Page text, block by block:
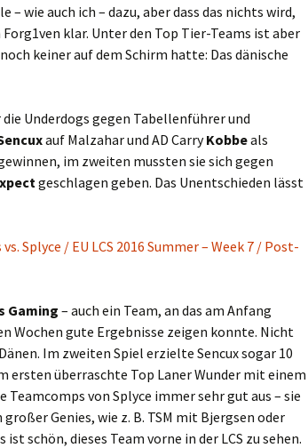
– wie auch ich – dazu, aber dass das nichts wird,
klar. Unter den Top Tier-Teams ist aber
keiner auf dem Schirm hatte: Das dänische
Underdogs gegen Tabellenführer und
auf Malzahar und AD CarryKobbeals
im zweiten mussten sie sich gegen
geschlagen geben. Das Unentschieden lässt
Splyce / EU LCS 2016 Summer – Week 7 / Post-
Gaming – auch ein Team, an das am Anfang
Wochen gute Ergebnisse zeigen konnte. Nicht
Im zweiten Spiel erzielte Sencux sogar 10
ersten überraschte Top Laner Wunder mit einem
Teamcomps von Splyce immer sehr gut aus – sie
Genies, wie z. B. TSM mit Bjergsen oder
schön, dieses Team vorne in der LCS zu sehen.